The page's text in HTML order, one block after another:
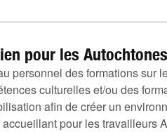
pour les Autochtones
personnel des formations sur
culturelles et/ou des
afin de créer un
pour les travailleurs